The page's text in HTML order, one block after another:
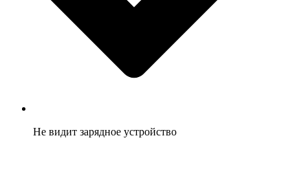
Не видит зарядное устройство